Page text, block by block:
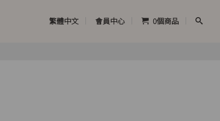
繁體中文 會員中心 0個商品